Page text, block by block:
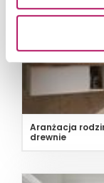
Aranżacja
drewnie